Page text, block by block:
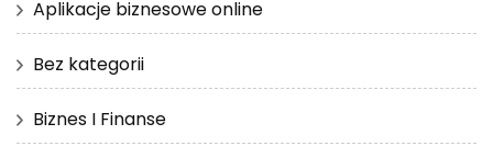
Aplikacje biznesowe online
Bez kategorii
Biznes I Finanse